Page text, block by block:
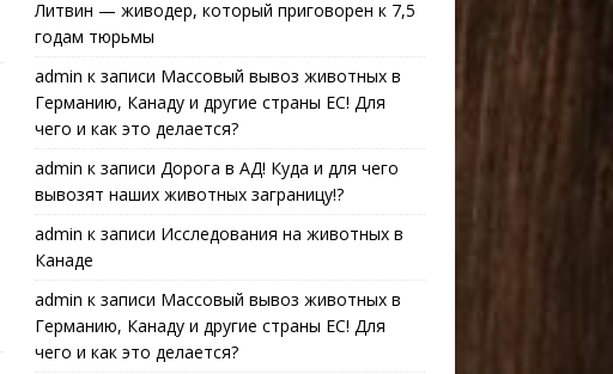
Литвин — живодер, который приговорен к 7,5
годам тюрьмы
admin к записи Массовый вывоз животных в
Германию, Канаду и другие страны ЕС! Для
чего и как это делается?
admin к записи Дорога в АД! Куда и для чего
вывозят наших животных заграницу!?
admin к записи Исследования на животных в
Канаде
admin к записи Массовый вывоз животных в
Германию, Канаду и другие страны ЕС! Для
чего и как это делается?